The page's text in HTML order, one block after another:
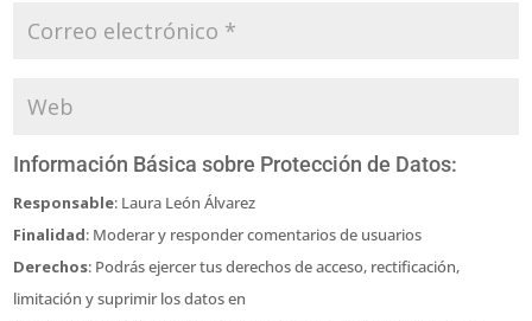
Información Básica sobre Protección de Datos:
Responsable: Laura León Álvarez
Finalidad: Moderar y responder comentarios de usuarios
Derechos: Podrás ejercer tus derechos de acceso, rectificación,
limitación y suprimir los datos en